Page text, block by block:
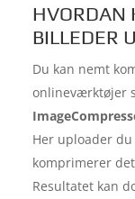
HVORDAN
BILLEDER
Du kan nemt
onlineværktøjer
Her uploader
komprimerer
Resultatet kan